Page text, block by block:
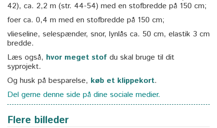
42), ca. 2,2 m (str. 44-54) med en stofbredde på 150 cm;
foer ca. 0,4 m med en stofbredde på 150 cm;
vlieseline, selespænder, snor, lynlås ca. 50 cm, elastik 3 cm
bredde.
Læs også, hvor meget stof du skal bruge til dit
syprojekt.
Og husk på besparelse, køb et klippekort.
Del gerne denne side på dine sociale medier.
Flere billeder